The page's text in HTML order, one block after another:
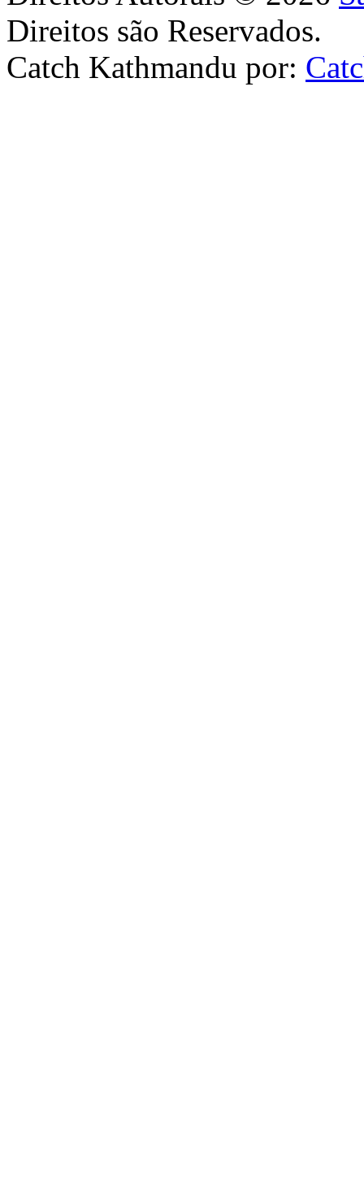
Direitos são Reservados.
Catch Kathmandu por: